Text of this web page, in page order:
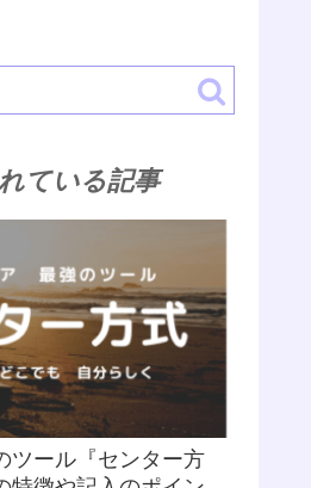
ている記事
ツール『センター方